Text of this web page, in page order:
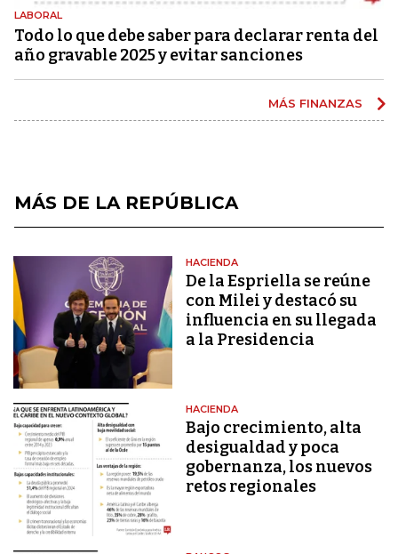
LABORAL
Todo lo que debe saber para declarar renta del
año gravable 2025 y evitar sanciones
MÁS FINANZAS
MÁS DE LA REPÚBLICA
HACIENDA
De la Espriella se reúne
con Milei y destacó su
influencia en su llegada
a la Presidencia
HACIENDA
Bajo crecimiento, alta
desigualdad y poca
gobernanza, los nuevos
retos regionales